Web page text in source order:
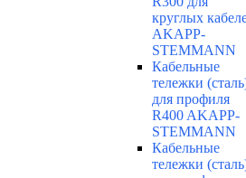
круглых
AKAPP-
STEMMANN
Кабельные
тележки
для профиля
R400 AKAPP-
STEMMANN
Кабельные
тележки